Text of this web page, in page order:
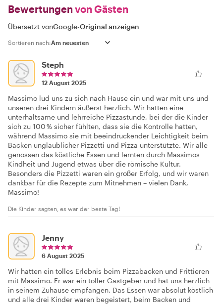
Bewertungen von Gästen
Übersetzt vonGoogle-Original anzeigen
Sortieren nach:
Steph
12 August 2025
Massimo lud uns zu sich nach Hause ein und war mit uns und
unseren drei Kindern äußerst herzlich. Wir hatten eine
unterhaltsame und lehrreiche Pizzastunde, bei der die Kinder
sich zu 100 % sicher fühlten, dass sie die Kontrolle hatten,
während Massimo sie mit beeindruckender Leichtigkeit beim
Backen unglaublicher Pizzetti und Pizza unterstützte. Wir alle
genossen das köstliche Essen und lernten durch Massimos
Kindheit und Jugend etwas über die römische Kultur.
Besonders die Pizzetti waren ein großer Erfolg, und wir waren
dankbar für die Rezepte zum Mitnehmen – vielen Dank,
Massimo!
Die Kinder sagten, es war der beste Tag!
Jenny
6 August 2025
Wir hatten ein tolles Erlebnis beim Pizzabacken und Frittieren
mit Massimo. Er war ein toller Gastgeber und hat uns herzlich
in seinem Zuhause empfangen. Das Essen war absolut köstlich
und alle drei Kinder waren begeistert, beim Backen und